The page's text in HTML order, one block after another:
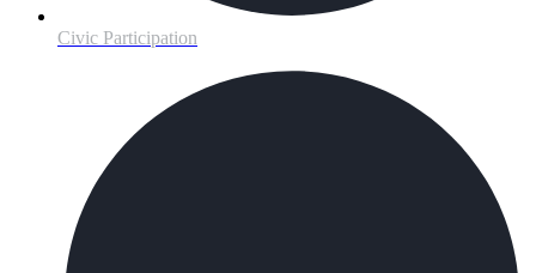
Civic Participation